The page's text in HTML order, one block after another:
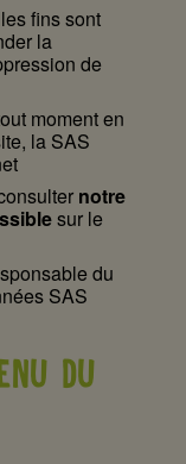
fins sont
la
de
moment en
la SAS
notre
sur le
du
SAS
DU